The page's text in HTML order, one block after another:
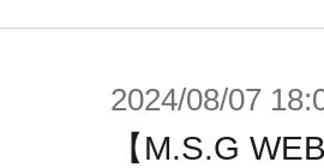
ト〈長〉 ×1
2024/08/07
【M.S.G